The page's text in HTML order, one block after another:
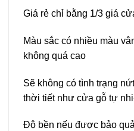
Giá rẻ chỉ bằng 1/3 giá
Màu sắc có nhiều màu
không quá cao
Sẽ không có tình trạng
thời tiết như cửa gỗ tự
Độ bền nếu được bảo